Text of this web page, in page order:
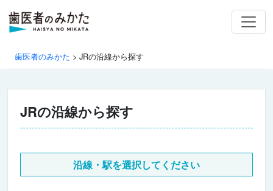
歯医者のみかた > JRの沿線から探す
JRの沿線から探す
沿線・駅を選択してください